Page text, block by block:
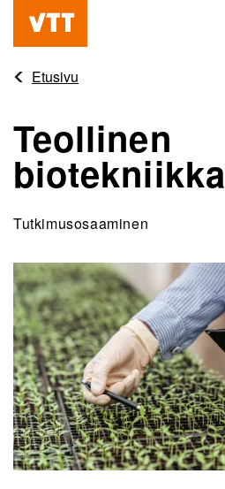
Hyppää
pääsisältöön
Beyond
obvious
Etusivu
Teollinen
biotekniikka
Tutkimusosaaminen